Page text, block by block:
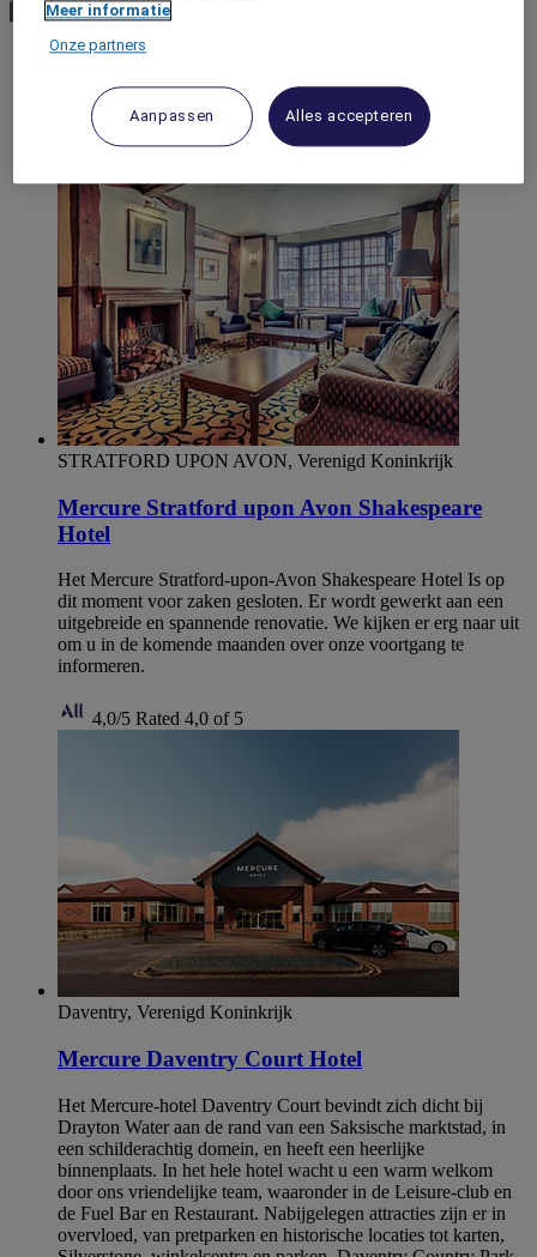
Europe
United Kingdom
Kenilworth
STRATFORD UPON AVON, Verenigd Koninkrijk
Mercure Stratford upon Avon Shakespeare
Hotel
Het Mercure Stratford-upon-Avon Shakespeare Hotel Is op
dit moment voor zaken gesloten. Er wordt gewerkt aan een
uitgebreide en spannende renovatie. We kijken er erg naar uit
om u in de komende maanden over onze voortgang te
informeren.
4,0/5 Rated 4,0 of 5
Daventry, Verenigd Koninkrijk
Mercure Daventry Court Hotel
Het Mercure-hotel Daventry Court bevindt zich dicht bij
Drayton Water aan de rand van een Saksische marktstad, in
een schilderachtig domein, en heeft een heerlijke
binnenplaats. In het hele hotel wacht u een warm welkom
door ons vriendelijke team, waaronder in de Leisure-club en
de Fuel Bar en Restaurant. Nabijgelegen attracties zijn er in
overvloed, van pretparken en historische locaties tot karten,
Meer informatie
Onze partners
Aanpassen Alles accepteren